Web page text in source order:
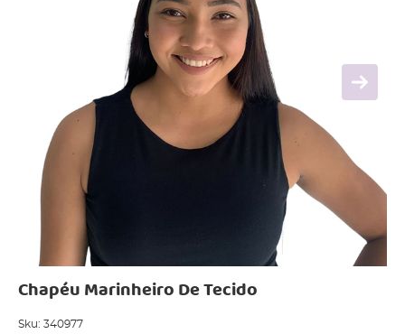
Chapéu Marinheiro De Tecido
Sku: 340977